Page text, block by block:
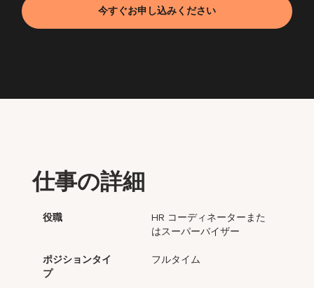
今すぐお申し込みください
仕事の詳細
役職
HR コーディネーターまた
はスーパーバイザー
ポジションタイ
プ
フルタイム